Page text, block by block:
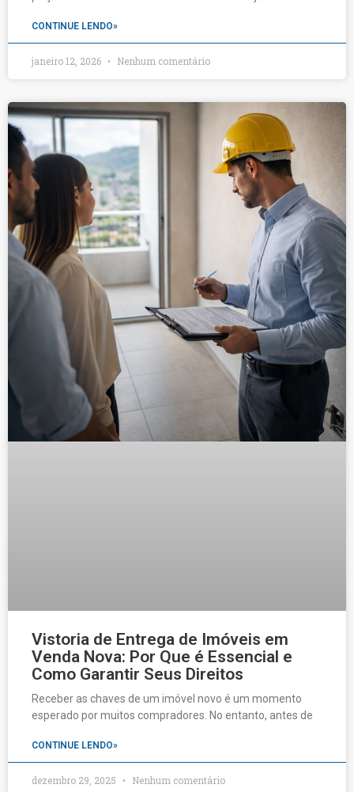
CONTINUE LENDO»
janeiro 12, 2026 Nenhum comentário
Vistoria de Entrega de Imóveis em
Venda Nova: Por Que é Essencial e
Como Garantir Seus Direitos
Receber as chaves de um imóvel novo é um momento
esperado por muitos compradores. No entanto, antes de
CONTINUE LENDO»
dezembro 29, 2025 Nenhum comentário